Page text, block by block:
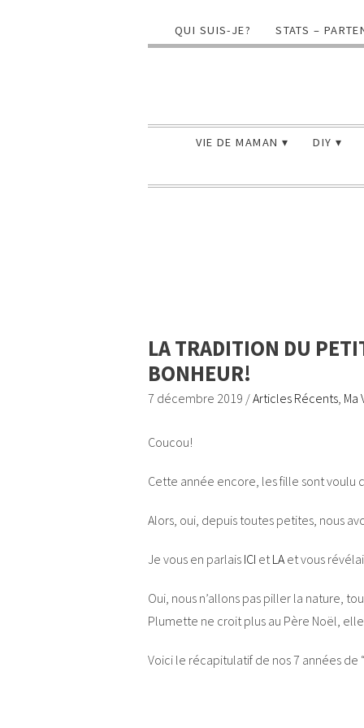
QUI SUIS-JE? STATS –
VIE DE MAMAN DIY
LA TRADITION DU
BONHEUR!
7 décembre 2019 /Articles Récents Ma
Coucou!
Cette année encore, les fille sont voulu
Alors, oui, depuis toutes petites, nous
Je vous en parlais ICI et LA et vous
Oui, nous n’allons pas piller la nature,
Plumette ne croit plus au Père Noël,
Voici le récapitulatif de nos 7 années de